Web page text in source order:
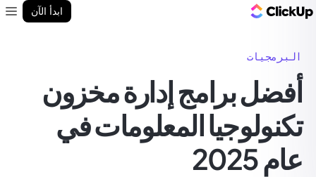
ابدأ الآن
البرمجيات
أفضل برامج إدارة مخزون
تكنولوجيا المعلومات في
عام 2025